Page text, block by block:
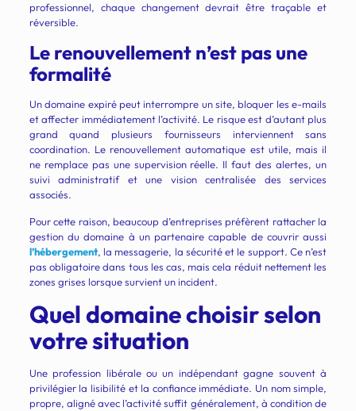
professionnel, chaque changement devrait être traçable et
réversible.
Le renouvellement n’est pas une
formalité
Un domaine expiré peut interrompre un site, bloquer les e-mails
et affecter immédiatement l’activité. Le risque est d’autant plus
grand quand plusieurs fournisseurs interviennent sans
coordination. Le renouvellement automatique est utile, mais il
ne remplace pas une supervision réelle. Il faut des alertes, un
suivi administratif et une vision centralisée des services
associés.
Pour cette raison, beaucoup d’entreprises préfèrent rattacher la
gestion du domaine à un partenaire capable de couvrir aussi
l’hébergement, la messagerie, la sécurité et le support. Ce n’est
pas obligatoire dans tous les cas, mais cela réduit nettement les
zones grises lorsque survient un incident.
Quel domaine choisir selon
votre situation
Une profession libérale ou un indépendant gagne souvent à
privilégier la lisibilité et la confiance immédiate. Un nom simple,
propre, aligné avec l’activité suffit généralement, à condition de